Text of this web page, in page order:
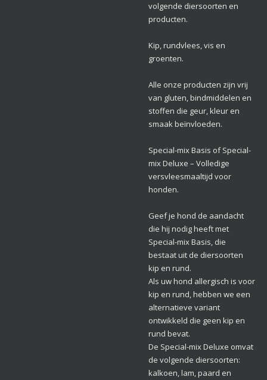
volgende diersoorten en
producten.
Kip, rundvlees, vis en
groenten.
Alle onze producten zijn vrij
van gluten, bindmiddelen en
stoffen die geur, kleur en
smaak beïnvloeden.
Special-mix Basis of Special-
mix Deluxe – Volledige
versvleesmaaltijd voor
honden.
Geef je hond de aandacht
die hij nodig heeft met
Special-mix Basis, die
bestaat uit de diersoorten
kip en rund.
Als uw hond allergisch is voor
kip en rund, hebben we een
alternatieve variant
ontwikkeld die geen kip en
rund bevat.
De Special-mix Deluxe omvat
de volgende diersoorten:
kalkoen, lam, paard en